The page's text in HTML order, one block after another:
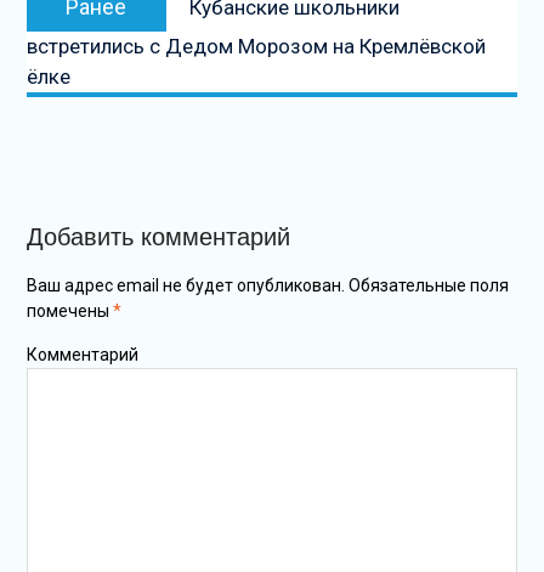
записям
Ранее
запись:
Кубанские школьники
встретились с Дедом Морозом на Кремлёвской
ёлке
Добавить комментарий
Ваш адрес email не будет опубликован. Обязательные поля
помечены *
Комментарий